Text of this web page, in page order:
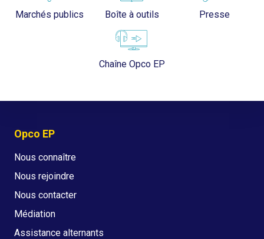
Marchés publics Boîte à outils Presse
Chaîne Opco EP
Opco EP
Nous connaître
Nous rejoindre
Nous contacter
Médiation
Assistance alternants